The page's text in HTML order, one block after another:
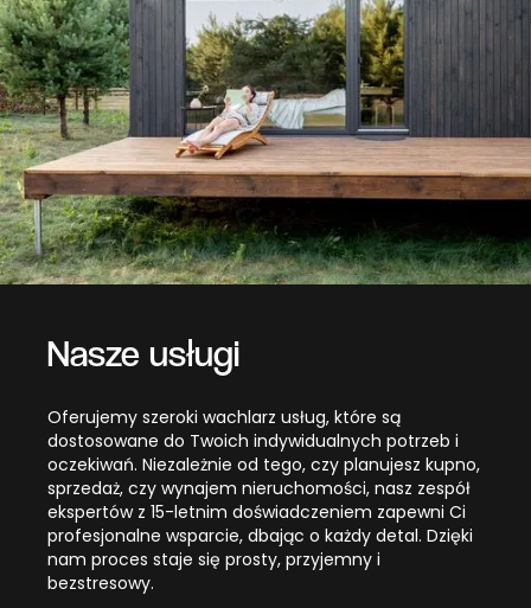
Nasze usługi
Oferujemy szeroki wachlarz usług, które są
dostosowane do Twoich indywidualnych potrzeb i
oczekiwań. Niezależnie od tego, czy planujesz kupno,
sprzedaż, czy wynajem nieruchomości, nasz zespół
ekspertów z 15-letnim doświadczeniem zapewni Ci
profesjonalne wsparcie, dbając o każdy detal. Dzięki
nam proces staje się prosty, przyjemny i
bezstresowy.